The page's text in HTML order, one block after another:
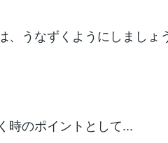
、うなずくようにしましょ
時のポイントとして...